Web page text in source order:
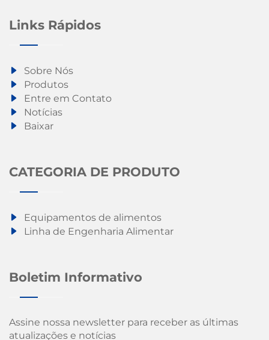
Links Rápidos
Sobre Nós
Produtos
Entre em Contato
Notícias
Baixar
CATEGORIA DE PRODUTO
Equipamentos de alimentos
Linha de Engenharia Alimentar
Boletim Informativo
Assine nossa newsletter para receber as últimas
atualizações e notícias